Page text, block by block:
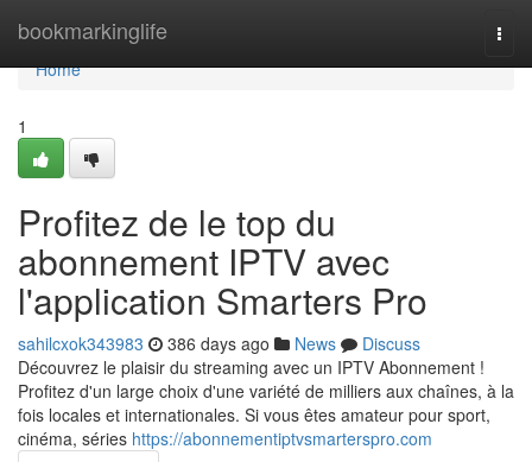
bookmarkinglife
Home
Home
1
Profitez de le top du
abonnement IPTV avec
l'application Smarters Pro
sahilcxok343983 386 days ago News
Discuss
Découvrez le plaisir du streaming avec un IPTV Abonnement !
Profitez d'un large choix d'une variété de milliers aux chaînes, à la
fois locales et internationales. Si vous êtes amateur pour sport,
cinéma, séries https://abonnementiptvsmarterspro.com